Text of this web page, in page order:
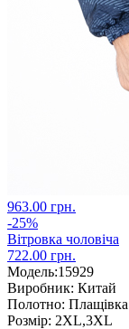
963.00 грн.
-25%
Вітровка чоловіча
722.00 грн.
Модель:15929
Виробник: Китай
Полотно: Плащівка
Розмір: 2XL,3XL